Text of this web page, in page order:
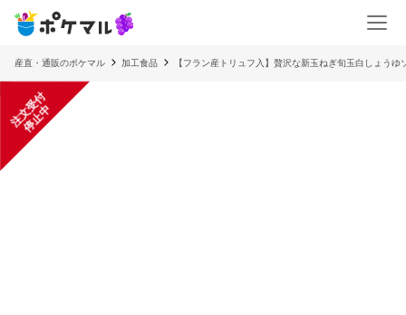
産直・通販のポケマル 加工食品 【フラン産トリュフ入】贅沢な新玉ねぎ旬玉白しょう
注
文
受
付
停
止
中